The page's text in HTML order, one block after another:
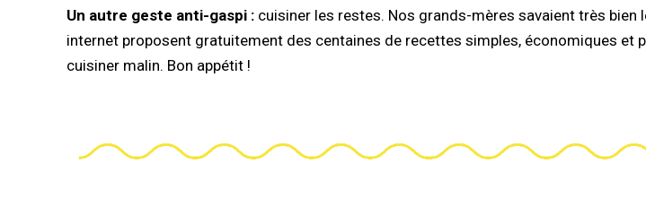
Un autre geste anti-gaspi : cuisiner les restes. Nos grands-mères savaient très bien
internet proposent gratuitement des centaines de recettes simples, économiques
cuisiner malin. Bon appétit !